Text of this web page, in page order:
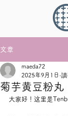
文章
菊芋黄豆粉丸
maeda72
2025年9月1日 讀
大家好！这里是